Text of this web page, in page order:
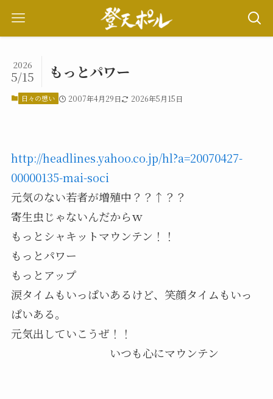
もっとパワー
2026
5/15
日々の想い 2007年4月29日 2026年5月15日
http://headlines.yahoo.co.jp/hl?a=20070427-
00000135-mai-soci
元気のない若者が増殖中？？↑？？
寄生虫じゃないんだからｗ
もっとシャキットマウンテン！！
もっとパワー
もっとアップ
涙タイムもいっぱいあるけど、笑顔タイムもいっ
ぱいある。
元気出していこうぜ！！
いつも心にマウンテン